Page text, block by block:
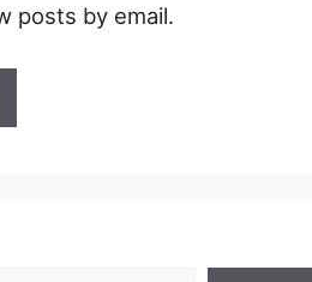
posts by email.